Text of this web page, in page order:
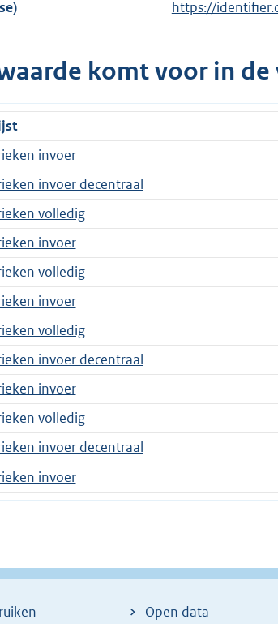
https://
komt voor in
invoer
invoer decentraal
volledig
invoer
volledig
invoer
volledig
invoer decentraal
invoer
volledig
invoer decentraal
invoer
Open data